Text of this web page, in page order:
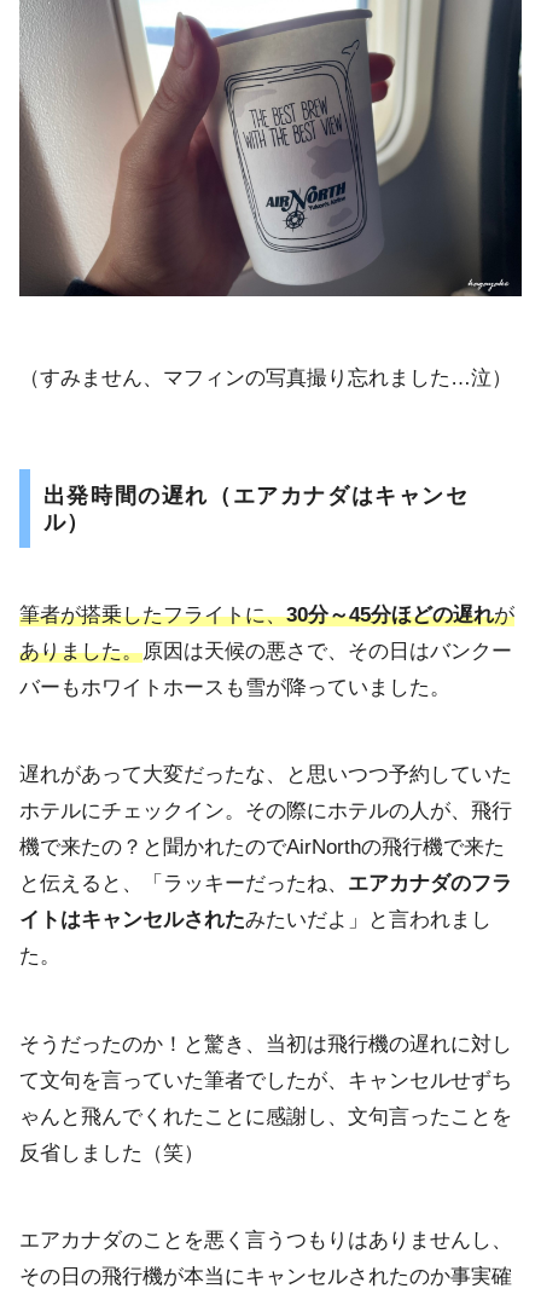
（すみません、マフィンの写真撮り忘れました…泣）
出発時間の遅れ（エアカナダはキャンセ
ル）
筆者が搭乗したフライトに、30分～45分ほどの遅れが
ありました。原因は天候の悪さで、その日はバンクー
バーもホワイトホースも雪が降っていました。
遅れがあって大変だったな、と思いつつ予約していた
ホテルにチェックイン。その際にホテルの人が、飛行
機で来たの？と聞かれたのでAirNorthの飛行機で来た
と伝えると、「ラッキーだったね、 エアカナダのフラ
イトはキャンセルされたみたいだよ」と言われまし
た。
そうだったのか！と驚き、当初は飛行機の遅れに対し
て文句を言っていた筆者でしたが、キャンセルせずち
ゃんと飛んでくれたことに感謝し、文句言ったことを
反省しました（笑）
エアカナダのことを悪く言うつもりはありませんし、
その日の飛行機が本当にキャンセルされたのか事実確